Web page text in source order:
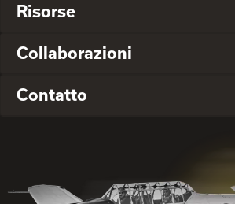
Risorse
Collaborazioni
Contatto